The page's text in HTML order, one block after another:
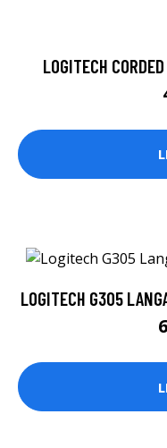
LOGITECH
LOGITECH G305